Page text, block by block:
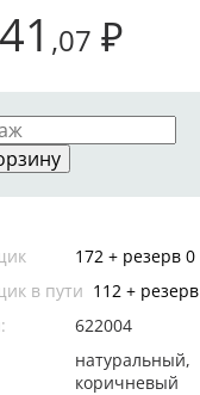
,07 ₽
172 + резерв
в пути 112 +
622004
натуральный,
коричневый